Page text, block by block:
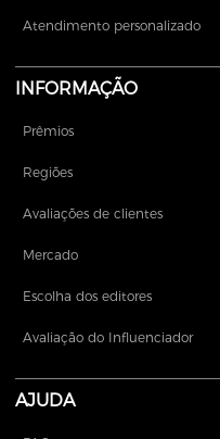
Atendimento personalizado
INFORMAÇÃO
Prêmios
Regiões
Avaliações de clientes
Mercado
Escolha dos editores
Avaliação do Influenciador
AJUDA